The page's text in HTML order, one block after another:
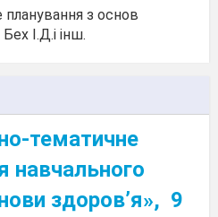
з основ
І.Д.і інш.
тематичне
навчального
здоров’я», 9